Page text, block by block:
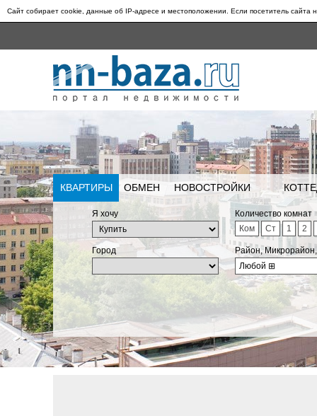
Сайт собирает cookie, данные об IP-адресе и местоположении. Если посетитель сайта
КВАРТИРЫ ОБМЕН НОВОСТРОЙКИ
Я хочу
Количество комнат
Ком
Ст 1 2
Город
Район,
Любой ⊞